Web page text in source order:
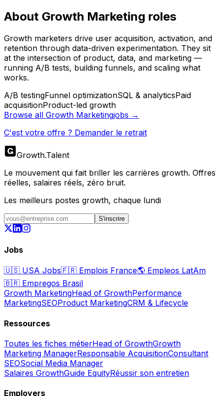
About Growth Marketing roles
Growth marketers drive user acquisition, activation, and
retention through data-driven experimentation. They sit
at the intersection of product, data, and marketing —
running A/B tests, building funnels, and scaling what
works.
A/B testingFunnel optimizationSQL & analyticsPaid
acquisitionProduct-led growth
Browse all Growth Marketingjobs →
C'est votre offre ? Demander le retrait
Growth.Talent
Le mouvement qui fait briller les carrières growth. Offres
réelles, salaires réels, zéro bruit.
Les meilleurs postes growth, chaque lundi
S'inscrire
Jobs
🇺🇸 USA Jobs🇫🇷 Emplois France🌎 Empleos LatAm
🇧🇷 Empregos Brasil
Growth MarketingHead of GrowthPerformance
MarketingSEOProduct MarketingCRM & Lifecycle
Ressources
Toutes les fiches métierHead of GrowthGrowth
Marketing ManagerResponsable AcquisitionConsultant
SEOSocial Media Manager
Salaires GrowthGuide EquityRéussir son entretien
Employers